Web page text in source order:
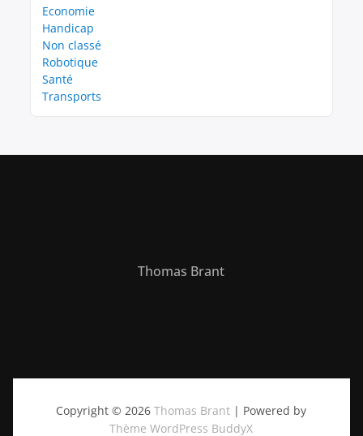
Economie
Handicap
Non classé
Robotique
Santé
Transports
Thomas Brant
Copyright © 2026Thomas Brant | Powered by
Thème WordPress BuddyX